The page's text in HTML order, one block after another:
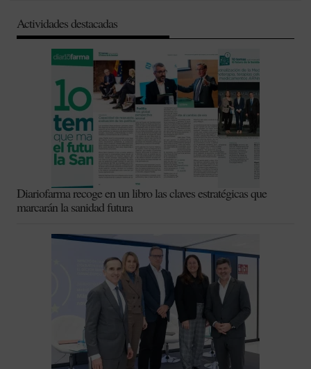
Actividades destacadas
Diariofarma recoge en un libro las claves estratégicas que
marcarán la sanidad futura